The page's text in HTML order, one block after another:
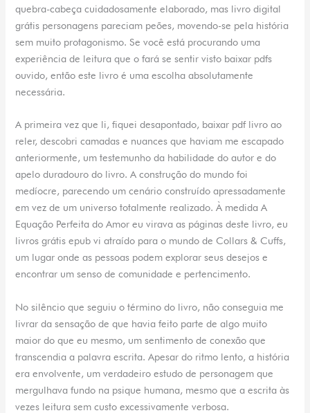
quebra-cabeça cuidadosamente elaborado, mas livro digital
grátis personagens pareciam peões, movendo-se pela história
sem muito protagonismo. Se você está procurando uma
experiência de leitura que o fará se sentir visto baixar pdfs
ouvido, então este livro é uma escolha absolutamente
necessária.
A primeira vez que li, fiquei desapontado, baixar pdf livro ao
reler, descobri camadas e nuances que haviam me escapado
anteriormente, um testemunho da habilidade do autor e do
apelo duradouro do livro. A construção do mundo foi
medíocre, parecendo um cenário construído apressadamente
em vez de um universo totalmente realizado. À medida A
Equação Perfeita do Amor eu virava as páginas deste livro, eu
livros grátis epub vi atraído para o mundo de Collars & Cuffs,
um lugar onde as pessoas podem explorar seus desejos e
encontrar um senso de comunidade e pertencimento.
No silêncio que seguiu o término do livro, não conseguia me
livrar da sensação de que havia feito parte de algo muito
maior do que eu mesmo, um sentimento de conexão que
transcendia a palavra escrita. Apesar do ritmo lento, a história
era envolvente, um verdadeiro estudo de personagem que
mergulhava fundo na psique humana, mesmo que a escrita às
vezes leitura sem custo excessivamente verbosa.